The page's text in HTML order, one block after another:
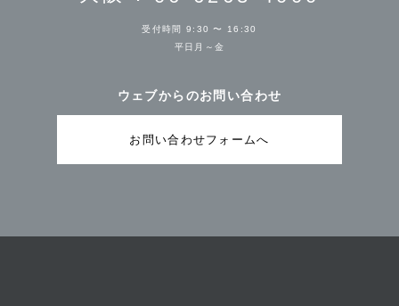
受付時間 9:30 〜 16:30
平日月～金
ウェブからのお問い合わせ
お問い合わせフォームへ